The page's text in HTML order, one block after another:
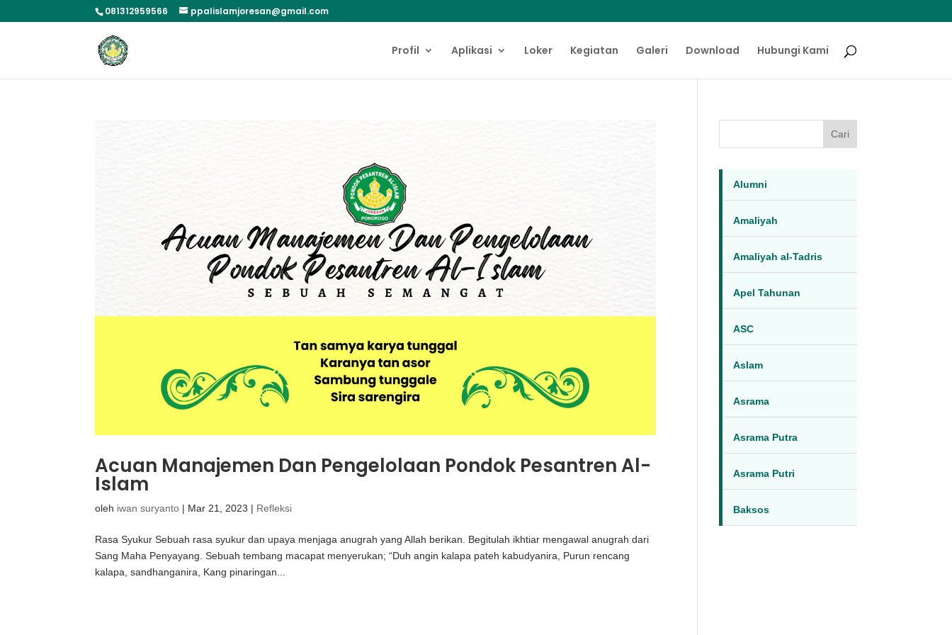
081312959566 ppalislamjoresan@gmail.com
Profil Aplikasi Loker Kegiatan Galeri Download Hubungi Kami
Acuan Manajemen Dan Pengelolaan Pondok Pesantren Al-
Islam
oleh iwan suryanto | Mar 21, 2023 | Refleksi
Rasa Syukur Sebuah rasa syukur dan upaya menjaga anugrah yang Allah berikan. Begitulah ikhtiar mengawal anugrah dari
Sang Maha Penyayang. Sebuah tembang macapat menyerukan; “Duh angin kalapa pateh kabudyanira, Purun rencang
kalapa, sandhanganira, Kang pinaringan...
Cari
Alumni
Amaliyah
Amaliyah al-Tadris
Apel Tahunan
ASC
Aslam
Asrama
Asrama Putra
Asrama Putri
Baksos